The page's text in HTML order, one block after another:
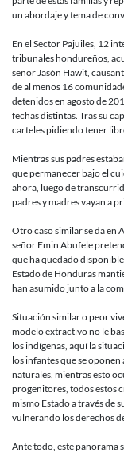
un abordaje y tema de
En el Sector Pajuiles, 12
tribunales hondureños,
señor Jasón Hawit,
de al menos 16
detenidos en agosto de
fechas distintas. Tras su
carteles pidiendo tener
Mientras sus padres
que permanecer bajo el
ahora, luego de
padres y madres vayan a
Otro caso similar se da en
señor Emin Abufele
que ha quedado
Estado de Honduras
han asumido junto a la
Situación similar o peor
modelo extractivo no le
los indígenas, aquí la
los infantes que se
naturales, mientras esto
progenitores, todos estos
mismo Estado a través de
vulnerando los derechos
Ante todo, este panorama